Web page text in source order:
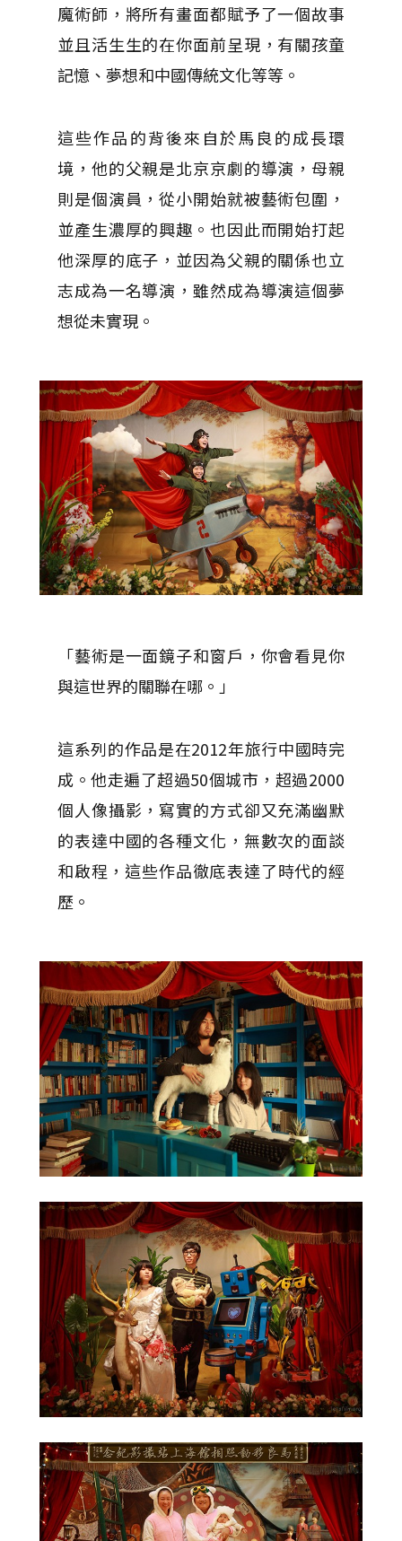
魔術師，將所有畫面都賦予了一個故事
並且活生生的在你面前呈現，有關孩童
記憶、夢想和中國傳統文化等等。
這些作品的背後來自於馬良的成長環
境，他的父親是北京京劇的導演，母親
則是個演員，從小開始就被藝術包圍，
並產生濃厚的興趣。也因此而開始打起
他深厚的底子，並因為父親的關係也立
志成為一名導演，雖然成為導演這個夢
想從未實現。
「藝術是一面鏡子和窗戶，你會看見你
與這世界的關聯在哪。」
這系列的作品是在2012年旅行中國時完
成。他走遍了超過50個城市，超過2000
個人像攝影，寫實的方式卻又充滿幽默
的表達中國的各種文化，無數次的面談
和啟程，這些作品徹底​​表達了時代的經
歷。